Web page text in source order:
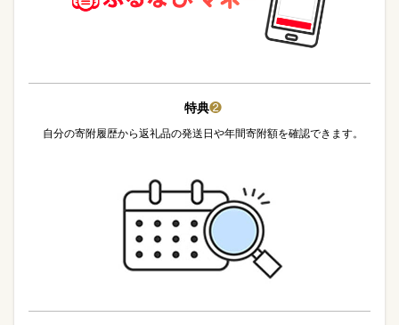
特典❷
自分の寄附履歴から返礼品の発送日や年間寄附額を確認できます。